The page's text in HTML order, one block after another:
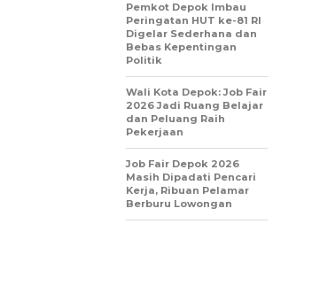
Pemkot Depok Imbau
Peringatan HUT ke-81 RI
Digelar Sederhana dan
Bebas Kepentingan
Politik
Wali Kota Depok: Job Fair
2026 Jadi Ruang Belajar
dan Peluang Raih
Pekerjaan
Job Fair Depok 2026
Masih Dipadati Pencari
Kerja, Ribuan Pelamar
Berburu Lowongan